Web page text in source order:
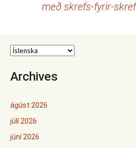
með skrefs-fyrir-
Archives
ágúst 2026
júlí 2026
júní 2026